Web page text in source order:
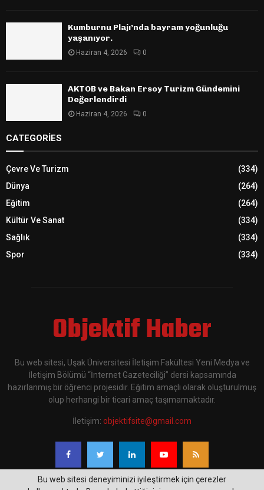
Kumburnu Plajı’nda bayram yoğunluğu
yaşanıyor.
Haziran 4, 2026 0
AKTOB ve Bakan Ersoy Turizm Gündemini
Değerlendirdi
Haziran 4, 2026 0
CATEGORIES
Çevre Ve Turizm
(334)
Dünya
(264)
Eğitim
(264)
Kültür Ve Sanat
(334)
Sağlık
(334)
Spor
(334)
Objektif Haber
Bu web sitesi, Uşak Üniversitesi İletişim Fakültesi Yeni Medya ve
İletişim Bölümü “İnternet Gazeteciliği” dersi kapsamında
hazırlanmış bir öğrenci projesidir. Eğitim amaçlı olarak oluşturulmuş
olup herhangi bir ticari amaç taşımamaktadır.
İletişim: objektifsite@gmail.com
Bu web sitesi deneyiminizi iyileştirmek için çerezler